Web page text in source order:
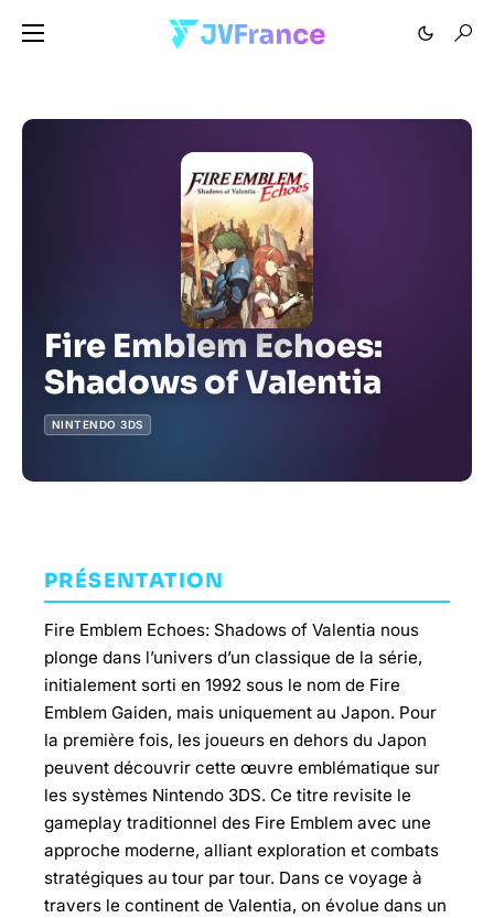
Fire Emblem Echoes:
Shadows of Valentia
NINTENDO 3DS
PRÉSENTATION
Fire Emblem Echoes: Shadows of Valentia nous
plonge dans l’univers d’un classique de la série,
initialement sorti en 1992 sous le nom de Fire
Emblem Gaiden, mais uniquement au Japon. Pour
la première fois, les joueurs en dehors du Japon
peuvent découvrir cette œuvre emblématique sur
les systèmes Nintendo 3DS. Ce titre revisite le
gameplay traditionnel des Fire Emblem avec une
approche moderne, alliant exploration et combats
stratégiques au tour par tour. Dans ce voyage à
travers le continent de Valentia, on évolue dans un